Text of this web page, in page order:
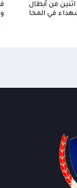
اثنين من أبطال
في المخا